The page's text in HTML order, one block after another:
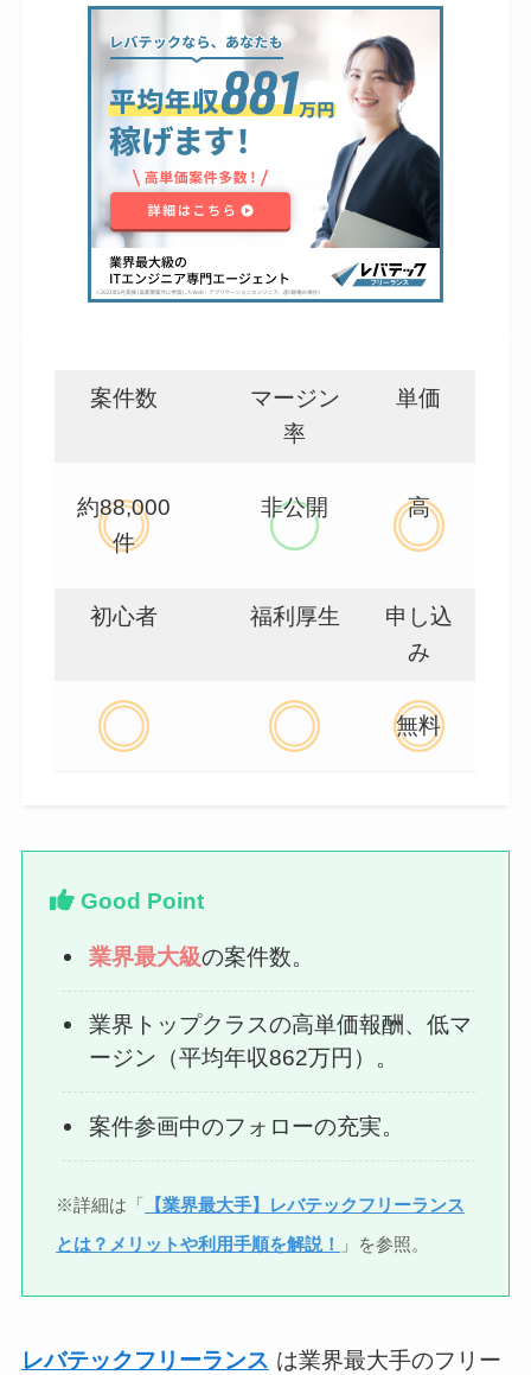
案件数
マージン
率
単価
約88,000
件
非公開 高
初心者 福利厚生
申し込
み
無料
Good Point
業界最大級の案件数。
業界トップクラスの高単価報酬、低マ
ージン（平均年収862万円）。
案件参画中のフォローの充実。
※詳細は「 【業界最大手】レバテックフリーランス
とは？メリットや利用手順を解説！
」を参照。
レバテックフリーランス は業界最大手のフリー